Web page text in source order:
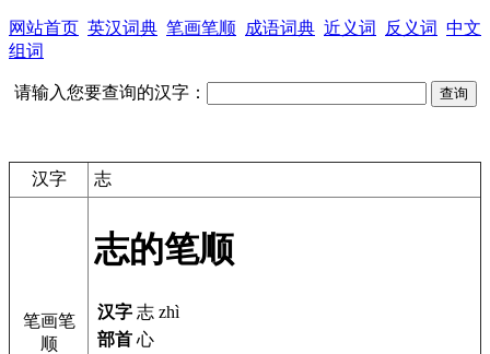
网站首页 英汉词典 笔画笔顺 成语词典 近义词 反义词 中文
组词
请输入您要查询的汉字：
汉字 志
笔画笔
顺
志的笔顺
汉字 志 zhì
部首 心